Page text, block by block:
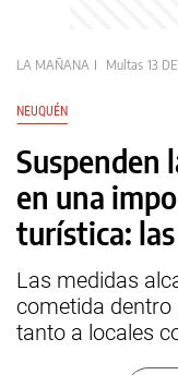
LA MAÑANA Multas 13
NEUQUÉN
Suspenden
en una
turística:
Las medidas
cometida
tanto a locales